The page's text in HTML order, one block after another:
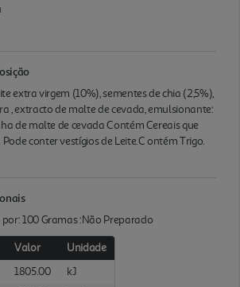
extra virgem (10%), sementes de chia (2,5%),
, extracto de malte de cevada, emulsionante:
de malte de cevada Contém Cereais que
conter vestígios de Leite.C ontém Trigo.
100 Gramas :Não Preparado
Valor
Unidade
1805.00
kJ